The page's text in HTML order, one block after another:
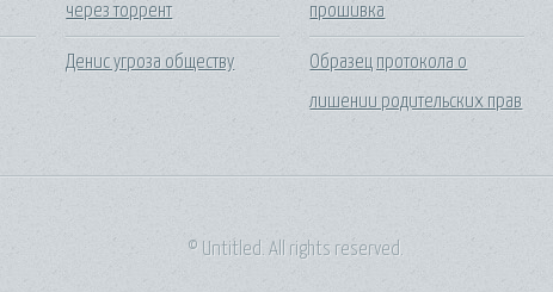
через торрент
Денис угроза обществу
прошивка
Образец протокола о
лишении родительских прав
© Untitled. All rights reserved.